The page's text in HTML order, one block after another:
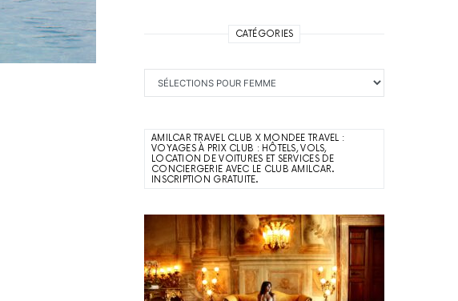
CATÉGORIES
AMILCAR TRAVEL CLUB X MONDEE TRAVEL :
VOYAGES À PRIX CLUB : HÔTELS, VOLS,
LOCATION DE VOITURES ET SERVICES DE
CONCIERGERIE AVEC LE CLUB AMILCAR.
INSCRIPTION GRATUITE.